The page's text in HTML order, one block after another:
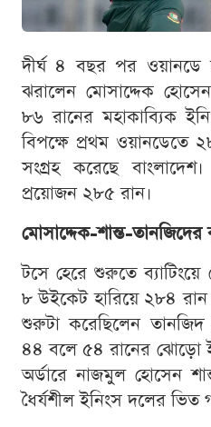
দীর্ঘ ৪ বছর পর
ঝরালেন মোসাদ্দেক
৮৬ রানের মহাকাব্যিক
বিপক্ষে প্রথম ওয়ানডেতে
সংগ্রহ করেছে
প্রয়োজন ২৮৫ রান।
মোসাদ্দেক-শান্ত-তানজিদের
টসে হেরে শুরুতে ব্যাটিংয়ে
৮ উইকেট হারিয়ে ২৮৪ রান
শুরুটা করেছিলেন তানজিদ
৪৪ বলে ৫৪ রানের ঝোড়ো
অর্ডারে নাজমুল হোসেন
ধৈর্যশীল ইনিংস দলের ভিত